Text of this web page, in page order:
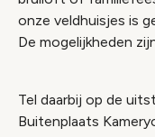
onze veldhuisjes is
De mogelijkheden
Tel daarbij op de
Buitenplaats